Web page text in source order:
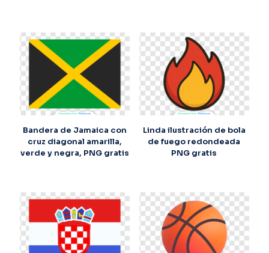
Bandera de Jamaica con
cruz diagonal amarilla,
verde y negra, PNG gratis
Linda ilustración de bola
de fuego redondeada
PNG gratis